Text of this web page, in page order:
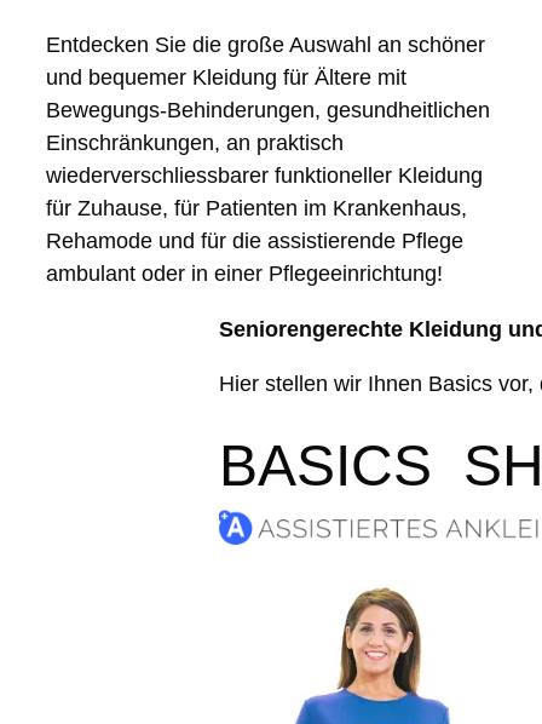
Entdecken Sie die große Auswahl an schöner
und bequemer Kleidung für Ältere mit
Bewegungs-Behinderungen, gesundheitlichen
Einschränkungen, an praktisch
wiederverschliessbarer funktioneller Kleidung
für Zuhause, für Patienten im Krankenhaus,
Rehamode und für die assistierende Pflege
ambulant oder in einer Pflegeeinrichtung!
Seniorengerechte Kleidung
Hier stellen wir Ihnen Basics
BASICS